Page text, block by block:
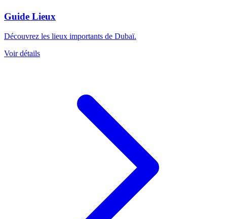
Guide Lieux
Découvrez les lieux importants de Dubaï.
Voir détails